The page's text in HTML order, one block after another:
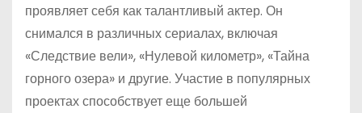
проявляет себя как талантливый актер. Он
снимался в различных сериалах, включая
«Следствие вели», «Нулевой километр», «Тайна
горного озера» и другие. Участие в популярных
проектах способствует еще большей